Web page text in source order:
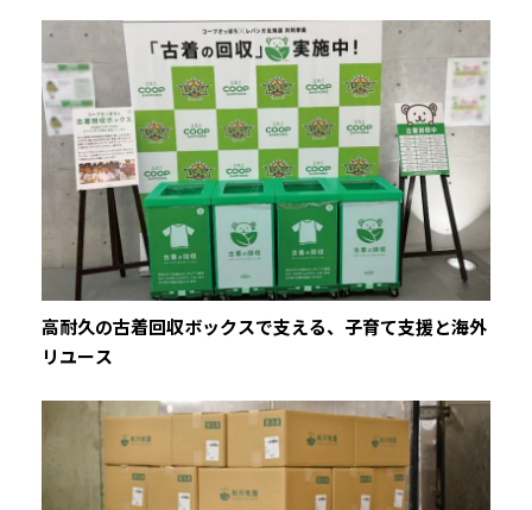
高耐久の古着回収ボックスで支える、子育て支援と海外
リユース